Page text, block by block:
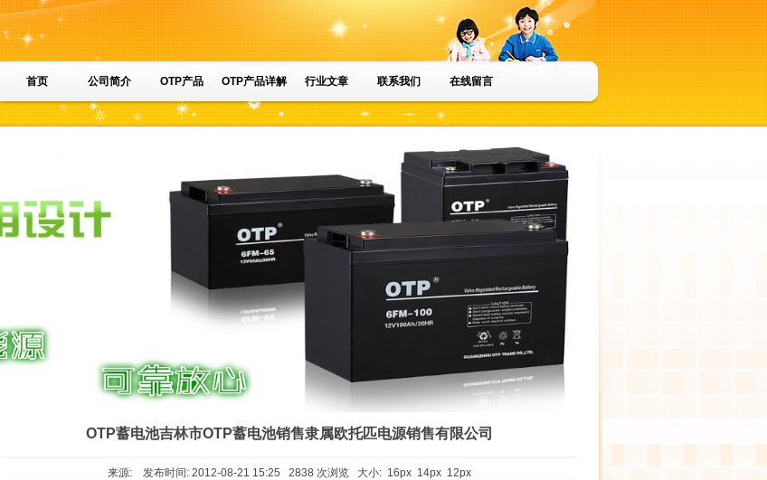
首页 公司简介 OTP产品 OTP产品详解 行业文章 联系我们 在线留言
OTP蓄电池吉林市OTP蓄电池销售隶属欧托匹电源销售有限公司
来源: 发布时间: 2012-08-21 15:25 2838 次浏览 大小: 16px 14px 12px